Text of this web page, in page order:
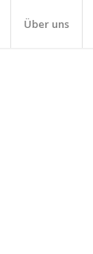
Über uns